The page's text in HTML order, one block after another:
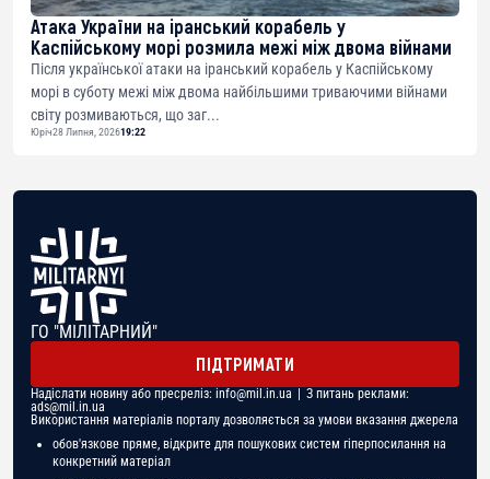
Атака України на іранський корабель у
Каспійському морі розмила межі між двома війнами
Після української атаки на іранський корабель у Каспійському
морі в суботу межі між двома найбільшими триваючими війнами
світу розмиваються, що заг...
Юріч28 Липня, 202619:22
ГО "МІЛІТАРНИЙ"
ПІДТРИМАТИ
Надіслати новину або пресреліз: info@mil.in.ua | З питань реклами:
ads@mil.in.ua
Використання матеріалів порталу дозволяється за умови вказання джерела
обов'язкове пряме, відкрите для пошукових систем гіперпосилання на
конкретний матеріал